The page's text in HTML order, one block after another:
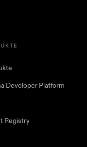
Developer Platform
Registry